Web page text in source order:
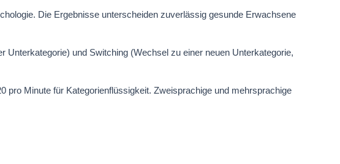
Die Ergebnisse unterscheiden zuverlässig gesunde Erwachsene
und Switching (Wechsel zu einer neuen Unterkategorie,
Minute für Kategorienflüssigkeit. Zweisprachige und mehrsprachige